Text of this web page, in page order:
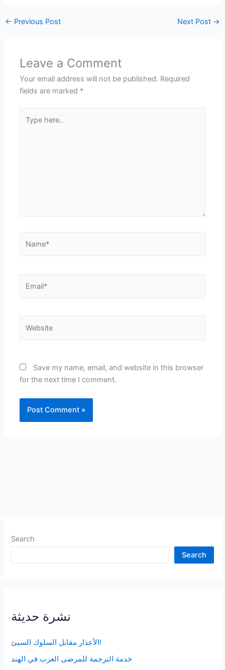
← Previous Post Next Post →
Leave a Comment
Your email address will not be published. Required
fields are marked *
here..
Save my name, email, and website in this browser
for the next time I comment.
Search
Search
نشرة حديثة
الأعذار مقابل السلوك السيئ!
خدمة الترجمة للمرضى العرب في الهند